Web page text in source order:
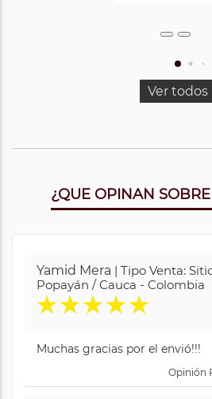
Ver todos
¿QUE OPINAN
Yamid Mera | Tipo Venta:
Popayán / Cauca - Colombia
★★★★★
Muchas gracias por el envió!!!
Opinión